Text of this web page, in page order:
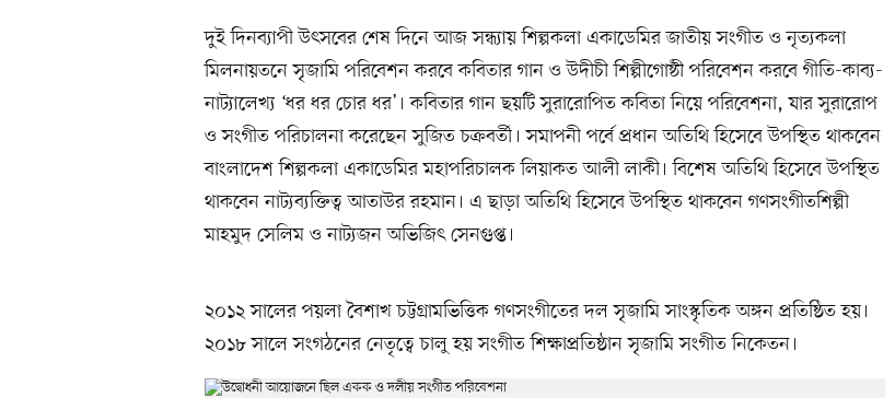
দুই দিনব্যাপী উৎসবের শেষ‌ দিনে আজ সন্ধ্যায় শিল্পকলা একাডেমির জাতীয় সংগীত ও নৃত্যকলা
মিলনায়তনে সৃজামি পরিবেশন করবে কবিতার গান ও উদীচী শিল্পীগোষ্ঠী পরিবেশন করবে গীতি-কাব্য-
নাট্যালেখ্য ‘ধর ধর চোর ধর’। কবিতার গান ছয়টি সুরারোপিত কবিতা নিয়ে পরিবেশনা, যার সুরারোপ
ও সংগীত পরিচালনা করেছেন সুজিত চক্রবর্তী। সমাপনী পর্বে প্রধান অতিথি হিসেবে উপস্থিত থাকবেন‌
বাংলাদেশ শিল্পকলা একাডেমির মহাপরিচালক লিয়াকত আলী লাকী। বিশেষ অতিথি হিসেবে উপস্থিত
থাকবেন নাট্যব্যক্তিত্ব আতাউর রহমান। এ ছাড়া অতিথি হিসেবে উপস্থিত থাকবেন গণসংগীতশিল্পী
মাহমুদ‌ সেলিম ও নাট্যজন অভিজিৎ সেনগুপ্ত।
২০১২ সালের পয়লা বৈশাখ চট্টগ্রামভিত্তিক গণসংগীতের‌ দল‌ সৃজামি সাংস্কৃতিক অঙ্গন‌ প্রতিষ্ঠিত হয়।‌
২০১৮ সালে সংগঠনের নেতৃত্বে‌ চালু হয় সংগীত শিক্ষাপ্রতিষ্ঠান সৃজামি সংগীত নিকেতন।